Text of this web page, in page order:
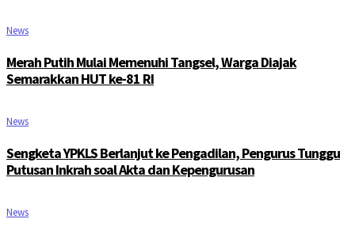
News
Merah Putih Mulai Memenuhi Tangsel, Warga Diajak
Semarakkan HUT ke-81 RI
News
Sengketa YPKLS Berlanjut ke Pengadilan, Pengurus Tunggu
Putusan Inkrah soal Akta dan Kepengurusan
News